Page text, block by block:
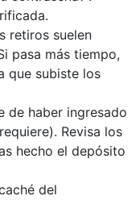
retiros suelen
pasa más tiempo,
que subiste los
de haber ingresado
Revisa los
hecho el depósito
del